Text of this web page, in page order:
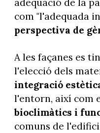
adequació de la
com "l'adequada
perspectiva de
A les façanes es
l'elecció dels
integració
l'entorn, així com
bioclimàtics i
comuns de